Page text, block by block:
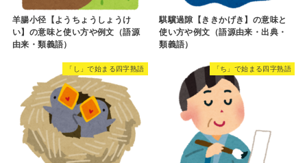
羊腸小径【ようちょうしょうけ
い】の意味と使い方や例文（語源
由来・類義語）
騏驥過隙【ききかげき】の意味と
使い方や例文（語源由来・出典・
類義語）
「し」で始まる四字熟語 「ち」で始まる四字熟語